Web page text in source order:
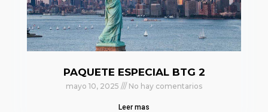
PAQUETE ESPECIAL BTG 2
mayo 10, 2025 No hay comentarios
Leer mas